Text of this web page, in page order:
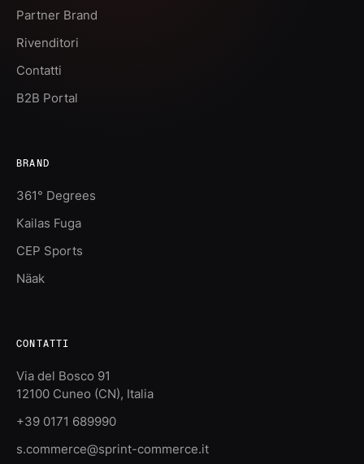
Partner Brand
Rivenditori
Contatti
B2B Portal
BRAND
361° Degrees
Kailas Fuga
CEP Sports
Näak
CONTATTI
Via del Bosco 91
12100 Cuneo (CN), Italia
+39 0171 689990
s.commerce@sprint-commerce.it